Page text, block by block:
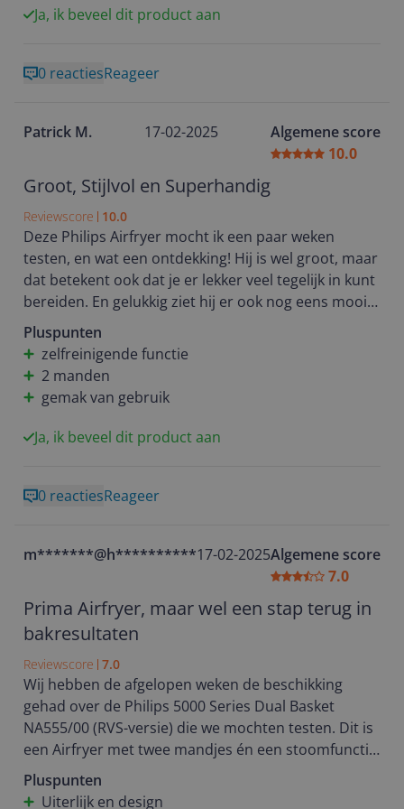
bleef en toch smeuïg.
En ik moet zeggen deze air fryer is een blijvertje.
Ja, ik beveel dit product aan
0 reactiesReageer
Patrick M. 17-02-2025
Algemene score
10.0
Groot, Stijlvol en Superhandig
Reviewscore 10.0
Deze Philips Airfryer mocht ik een paar weken
testen, en wat een ontdekking! Hij is wel groot, maar
dat betekent ook dat je er lekker veel tegelijk in kunt
bereiden. En gelukkig ziet hij er ook nog eens mooi
uit, dus hij staat prima op het aanrecht. Wij zijn een
gezin met drie kinderen en een drukke agenda, dus
een apparaat dat snel en makkelijk werkt, is een
enorme plus. We hebben er van alles mee gemaakt:
van frietjes en bitterballen tot perfect gestoomde
groentegerechten en zelfs ontbijtbroodjes en
zelfreinigende functie! Dit apparaat is ideaal voor
zetten. Een echte aanrader!
Pluspunten
zelfreinigende functie
2 manden
gemak van gebruik
Ja, ik beveel dit product aan
0 reactiesReageer
m*******@h**********17-02-2025Algemene score
7.0
Prima Airfryer, maar wel een stap terug in
bakresultaten
Reviewscore 7.0
Wij hebben de afgelopen weken de beschikking
gehad over de Philips 5000 Series Dual Basket
NA555/00 (RVS-versie) die we mochten testen. Dit is
een Airfryer met twee mandjes én een stoomfunctie.
Pluspunten
Uiterlijk en design